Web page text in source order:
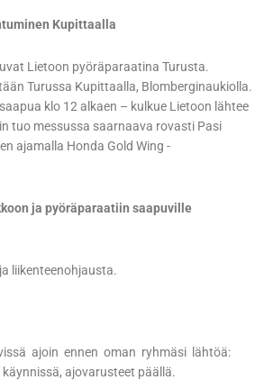
Kupittaalla
Lietoon pyöräparaatina Turusta.
Turussa Kupittaalla, Blomberginaukiolla.
klo 12 alkaen – kulkue Lietoon lähtee
tuo messussa saarnaava rovasti Pasi
ajamalla Honda Gold Wing -
ja pyöräparaatiin saapuville
liikenteenohjausta.
ajoin ennen oman ryhmäsi lähtöä:
ajovarusteet päällä.